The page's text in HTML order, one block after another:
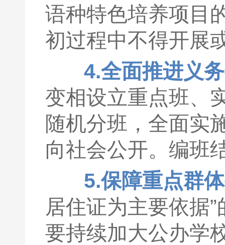
语种特色培养项目
初过程中不得开展
4.全面推进义
变相设立重点班、
随机分班，全面实
向社会公开。编班
5.保障重点群
居住证为主要依据
要持续加大公办学